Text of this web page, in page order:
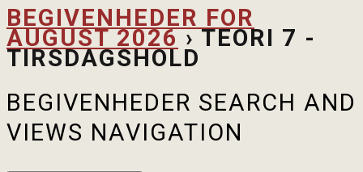
BEGIVENHEDER FOR
AUGUST 2026› TEORI 7 -
TIRSDAGSHOLD
BEGIVENHEDER SEARCH AND
VIEWS NAVIGATION